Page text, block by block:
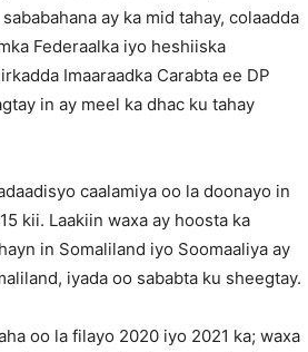
ay ka mid tahay, colaadda
Federaalka iyo heshiiska
Imaaraadka Carabta ee DP
in ay meel ka dhac ku tahay
caalamiya oo la doonayo in
kii. Laakiin waxa ay hoosta ka
in Somaliland iyo Soomaaliya ay
iyada oo sababta ku sheegtay.
oo la filayo 2020 iyo 2021 ka; waxa